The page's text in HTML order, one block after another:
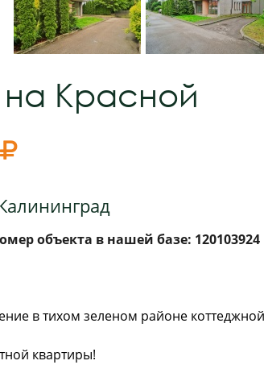
на Красной

объекта в нашей базе: 120103924
в тихом зеленом районе
квартиры!